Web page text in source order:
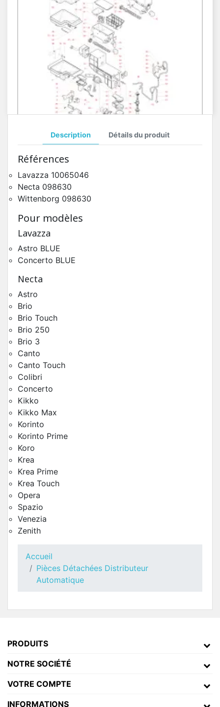
Pièces Détachées Distributeur Automatique
Moteur Doseur Poudres Koro Prime
Pièces Détachées Distributeur Automatique
Barrette Double Expresso Astro
Pièces Détachées Distributeur Automatique
Description Détails du produit
Références
Lavazza 10065046
Necta 098630
Wittenborg 098630
Pour modèles
Lavazza
Astro BLUE
Concerto BLUE
Necta
Astro
Brio
Brio Touch
Brio 250
Brio 3
Canto
Canto Touch
Colibri
Concerto
Kikko
Kikko Max
Korinto
Korinto Prime
Koro
Krea
Krea Prime
Krea Touch
Opera
Spazio
Venezia
Zenith
Accueil
Pièces Détachées Distributeur
Automatique
PRODUITS
NOTRE SOCIÉTÉ
VOTRE COMPTE
INFORMATIONS